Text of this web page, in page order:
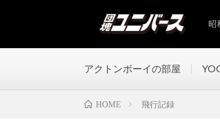
昭
アクトンボーイの部屋
HOME 飛行記録